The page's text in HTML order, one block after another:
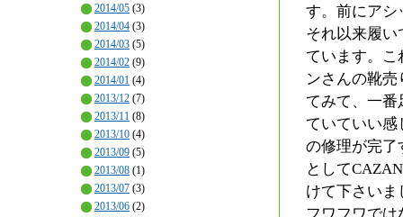
2014/05 (3)
2014/04 (3)
2014/03 (5)
2014/02 (9)
2014/01 (4)
2013/12 (7)
2013/11 (8)
2013/10 (4)
2013/09 (5)
2013/08 (1)
2013/07 (3)
2013/06 (2)
す。前にアシ
それ以来履
ています。
ンさんの靴
てみて、一
ていていい
の修理が完了
として
けて下さい